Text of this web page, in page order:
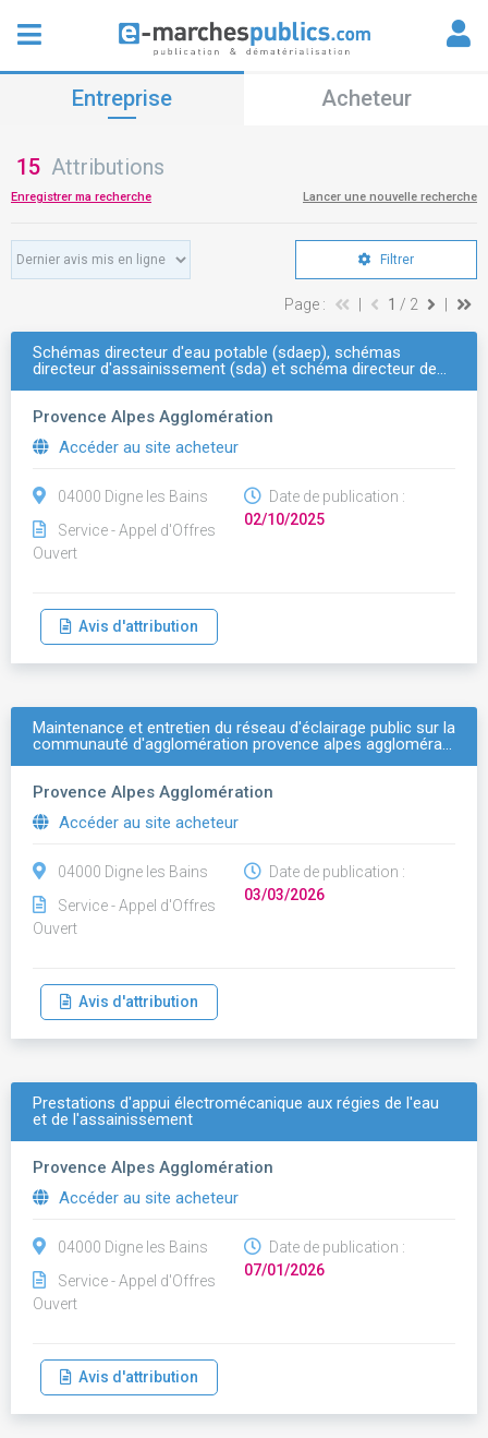
Entreprise Acheteur
15 Attributions
Enregistrer ma recherche Lancer une nouvelle recherche
Filtrer
Page : 1 / 2
Schémas directeur d'eau potable (sdaep), schémas
directeur d'assainissement (sda) et schéma directeur de…
Provence Alpes Agglomération
Accéder au site acheteur
04000 Digne les Bains
Service - Appel d'Offres
Ouvert
Date de publication :
02/10/2025
Avis d'attribution
Maintenance et entretien du réseau d'éclairage public sur la
communauté d'agglomération provence alpes aggloméra…
Provence Alpes Agglomération
Accéder au site acheteur
04000 Digne les Bains
Service - Appel d'Offres
Ouvert
Date de publication :
03/03/2026
Avis d'attribution
Prestations d'appui électromécanique aux régies de l'eau
et de l'assainissement
Provence Alpes Agglomération
Accéder au site acheteur
04000 Digne les Bains
Service - Appel d'Offres
Ouvert
Date de publication :
07/01/2026
Avis d'attribution